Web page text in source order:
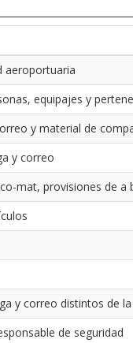
aeroportuaria
equipajes y
y material de
y correo
mat, provisiones de
y correo distintos de
de seguridad